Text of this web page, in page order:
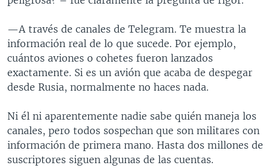
—A través de canales de Telegram. Te muestra la
información real de lo que sucede. Por ejemplo,
cuántos aviones o cohetes fueron lanzados
exactamente. Si es un avión que acaba de despegar
desde Rusia, normalmente no haces nada.
Ni él ni aparentemente nadie sabe quién maneja los
canales, pero todos sospechan que son militares con
información de primera mano. Hasta dos millones de
suscriptores siguen algunas de las cuentas.